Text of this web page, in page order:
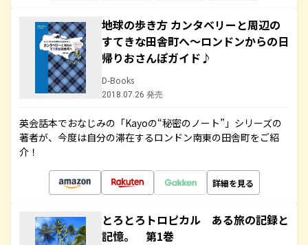
地球の歩き方 カンタベリーと周辺の
すてきな田舎町へ～ロンドンからの日
帰りおさんぽガイド♪
D-Books
2018.07.26 発売
英会話本でおなじみの「Kayoの“秘密のノート”」シリーズの
著者が、今度は自分の滞在するロンドン南東の田舎町をご紹
介！
詳細を見る
とろとろトロピカル ある旅の記録と
記憶。 第1巻